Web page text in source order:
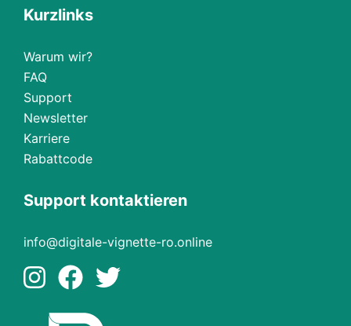
Kurzlinks
Warum wir?
FAQ
Support
Newsletter
Karriere
Rabattcode
Support kontaktieren
info@digitale-vignette-ro.online